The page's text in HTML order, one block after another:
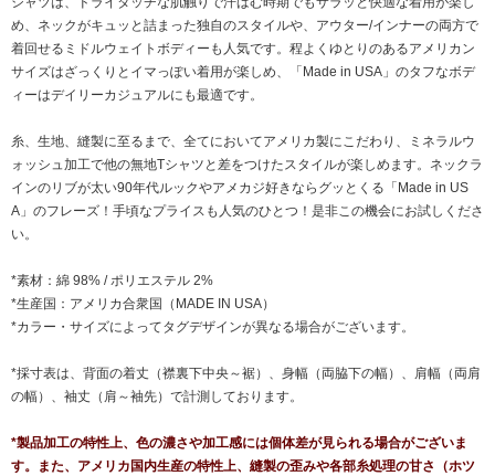
め、ネックがキュッと詰まった独自のスタイルや、アウター/インナーの両方で
着回せるミドルウェイトボディーも人気です。程よくゆとりのあるアメリカン
サイズはざっくりとイマっぽい着用が楽しめ、「Made in USA」のタフなボデ
ィーはデイリーカジュアルにも最適です。
糸、生地、縫製に至るまで、全てにおいてアメリカ製にこだわり、ミネラルウ
ォッシュ加工で他の無地Tシャツと差をつけたスタイルが楽しめます。ネックラ
インのリブが太い90年代ルックやアメカジ好きならグッとくる「Made in US
A」のフレーズ！手頃なプライスも人気のひとつ！是非この機会にお試しくださ
い。
*素材：綿 98% / ポリエステル 2%
*生産国：アメリカ合衆国（MADE IN USA）
*カラー・サイズによってタグデザインが異なる場合がございます。
*採寸表は、背面の着丈（襟裏下中央～裾）、身幅（両脇下の幅）、肩幅（両肩
の幅）、袖丈（肩～袖先）で計測しております。
*製品加工の特性上、色の濃さや加工感には個体差が見られる場合がございま
す。また、アメリカ国内生産の特性上、縫製の歪みや各部糸処理の甘さ（ホツ